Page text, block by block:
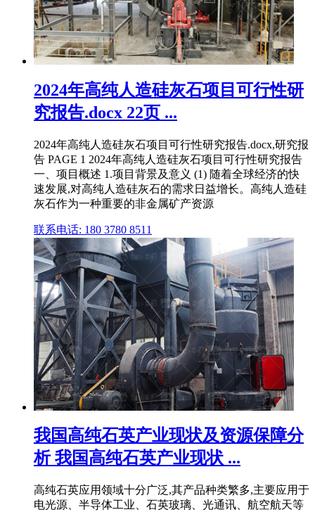
2024年高纯人造硅灰石项目可行性研
究报告.docx 22页 ...
2024年高纯人造硅灰石项目可行性研究报告.docx,研究报
告 PAGE 1 2024年高纯人造硅灰石项目可行性研究报告
一、项目概述 1.项目背景及意义 (1) 随着全球经济的快
速发展,对高纯人造硅灰石的需求日益增长。高纯人造硅
灰石作为一种重要的非金属矿产资源
联系电话: 180 3780 8511
我国高纯石英产业现状及资源保障分
析 我国高纯石英产业现状 ...
高纯石英应用领域十分广泛,其产品种类繁多,主要应用于
电光源、半导体工业、石英玻璃、光通讯、航空航天等